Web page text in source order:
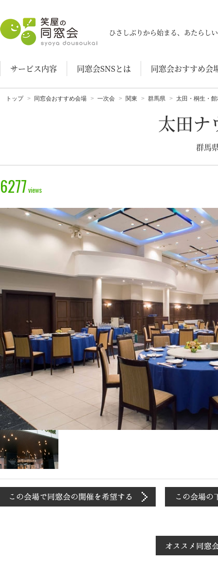
笑屋の同窓会
ひさしぶりから始まる、あたらし
サービス内容 同窓会SNSとは 同窓会おすすめ会
トップ 同窓会おすすめ会場 一次会 関東 群馬県 太田・桐生・
太田ナ
群馬
6277views